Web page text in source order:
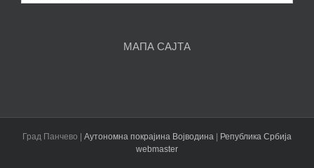
чланака
МАПА САЈТА
Град Панчево | Аутономна покрајина Војводина
Република Србија
webmaster